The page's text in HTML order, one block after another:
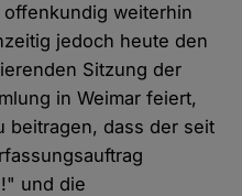
offenkundig weiterhin
jedoch heute den
Sitzung der
in Weimar feiert,
beitragen, dass der seit
und die